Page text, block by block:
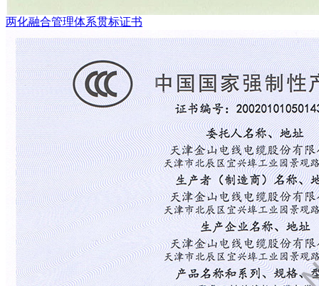
两化融合管理体系贯标证书